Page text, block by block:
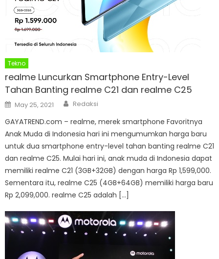
Tekno
realme Luncurkan Smartphone Entry-Level
Tahan Banting realme C21 dan realme C25
Posted
on
May 25, 2021 Author
Redaksi
GAYATREND.com – realme, merek smartphone Favoritnya
Anak Muda di Indonesia hari ini mengumumkan harga baru
untuk dua smartphone entry-level tahan banting realme C21
dan realme C25. Mulai hari ini, anak muda di Indonesia dapat
memiliki realme C21 (3GB+32GB) dengan harga Rp 1,599,000.
Sementara itu, realme C25 (4GB+64GB) memiliki harga baru
Rp 2,099,000. realme C25 adalah […]